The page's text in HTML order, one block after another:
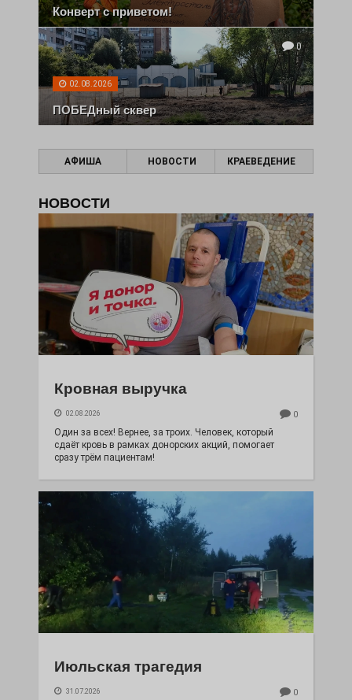
Конверт с приветом!
0
02.08.2026
ПОБЕДный сквер
АФИША НОВОСТИ КРАЕВЕДЕНИЕ
НОВОСТИ
Кровная выручка
02.08.2026 0
Один за всех! Вернее, за троих. Человек, который
сдаёт кровь в рамках донорских акций, помогает
сразу трём пациентам!
Июльская трагедия
31.07.2026 0